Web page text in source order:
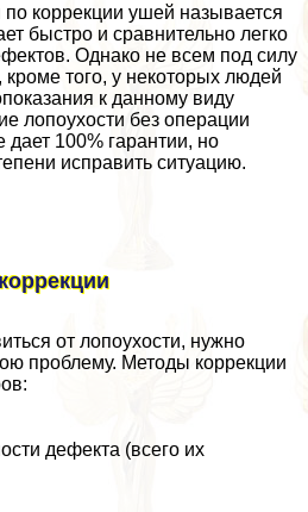
коррекции ушей называется
быстро и сравнительно легко
Однако не всем под силу
кроме того, у некоторых людей
к данному виду
лопоухости без операции
100% гарантии, но
исправить ситуацию.
от лопоухости, нужно
проблему. Методы коррекции
дефекта (всего их